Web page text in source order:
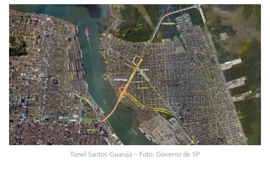
Túnel Santos-Guarujá – Foto: Governo de SP